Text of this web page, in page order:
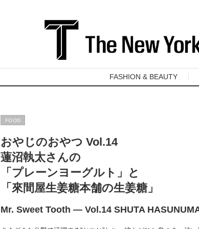
FASHION & BEAUTY
FOOD
おやじのおやつ Vol.14
蓮沼執太さんの
「プレーンヨーグルト」と
「來間屋生姜糖本舗の生姜糖」
Mr. Sweet Tooth ― Vol.14 SHUTA